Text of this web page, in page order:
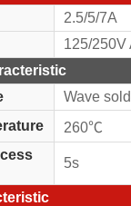
2.5/5/7A
125/250V
Wave
260℃
5s